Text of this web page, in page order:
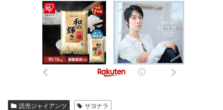
読売ジャイアンツ サヨナラ